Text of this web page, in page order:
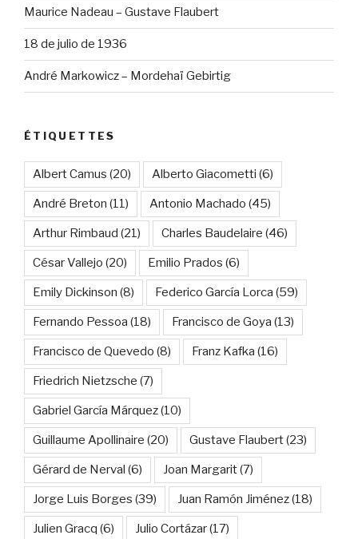
Maurice Nadeau – Gustave Flaubert
18 de julio de 1936
André Markowicz – Mordehaï Gebirtig
ÉTIQUETTES
Albert Camus (20) Alberto Giacometti (6)
André Breton (11) Antonio Machado (45)
Arthur Rimbaud (21) Charles Baudelaire (46)
César Vallejo (20) Emilio Prados (6)
Emily Dickinson (8) Federico García Lorca (59)
Fernando Pessoa (18) Francisco de Goya (13)
Francisco de Quevedo (8) Franz Kafka (16)
Friedrich Nietzsche (7)
Gabriel García Márquez(10)
Guillaume Apollinaire (20) Gustave Flaubert(23)
Gérard de Nerval (6) Joan Margarit(7)
Jorge Luis Borges (39) Juan Ramón Jiménez(18)
Julien Gracq (6) Julio Cortázar(17)